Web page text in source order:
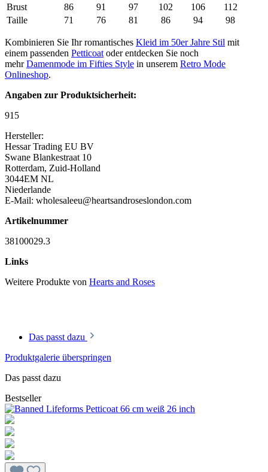
Brust
86 91 97 102 106
112
Taille
71 76 81 86 94 98
Kombinieren Sie Ihr romantisches Kleid im 50er Jahre Stil mit
einem passenden Petticoat oder entdecken Sie noch
mehrDamenmode im Fifties Style in unserem Retro Mode
Onlineshop.
Angaben zur Produktsicherheit:
915
Hersteller:
Hessar Trading EU BV
Swane Blankestraat 10
Rotterdam, Zuid-Holland
3044EM NL
Niederlande
E-Mail: wholesaleeu@heartsandroseslondon.com
Artikelnummer
38100029.3
Links
Weitere Produkte von Hearts and Roses
Das passt dazu
Produktgalerie überspringen
Das passt dazu
Bestseller